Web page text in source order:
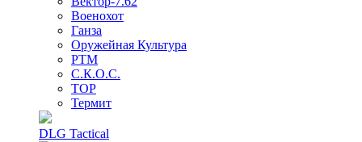
Военохот
Ганза
Оружейная Культура
РТМ
С.К.О.С.
ТОР
Термит
DLG Tactical